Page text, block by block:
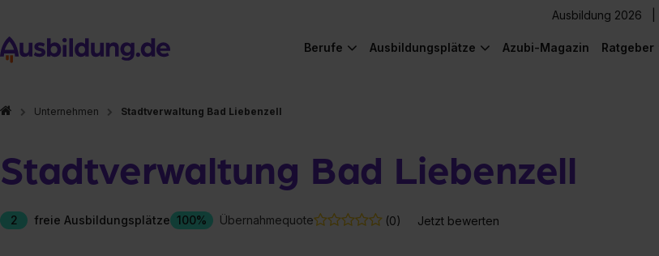
Ausbildung 2026
Berufe Ausbildungsplätze Azubi-Magazin Ratgeber
Unternehmen Stadtverwaltung Bad Liebenzell
Stadtverwaltung Bad Liebenzell
2 freie Ausbildungsplätze 100% Übernahmequote (0) Jetzt bewerten